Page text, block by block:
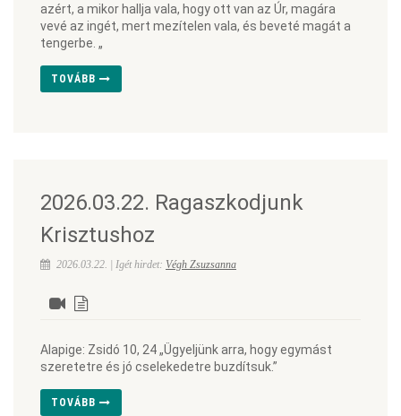
azért, a mikor hallja vala, hogy ott van az Úr, magára
vevé az ingét, mert mezítelen vala, és beveté magát a
tengerbe. „
TOVÁBB
2026.03.22. Ragaszkodjunk
Krisztushoz
2026.03.22. | Igét hirdet: Végh Zsuzsanna
Alapige: Zsidó 10, 24 „Ügyeljünk arra, hogy egymást
szeretetre és jó cselekedetre buzdítsuk.”
TOVÁBB